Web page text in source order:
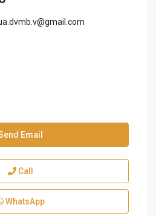
Email
Call
WhatsApp